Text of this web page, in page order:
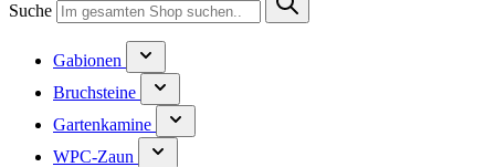
Suche
Gabionen
Bruchsteine
Gartenkamine
WPC-Zaun